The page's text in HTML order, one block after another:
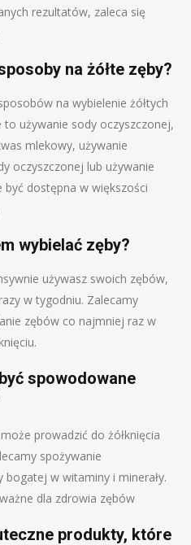
rezultatów, zaleca się
na żółte zęby?
na wybielenie żółtych
używanie sody oczyszczonej,
mlekowy, używanie
oczyszczonej lub używanie
dostępna w większości
wybielać zęby?
używasz swoich zębów,
w tygodniu. Zalecamy
zębów co najmniej raz w
spowodowane
prowadzić do żółknięcia
spożywanie
w witaminy i minerały.
dla zdrowia zębów
produkty, które